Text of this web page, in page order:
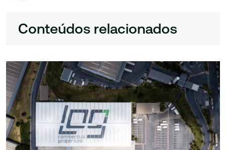
Conteúdos relacionados